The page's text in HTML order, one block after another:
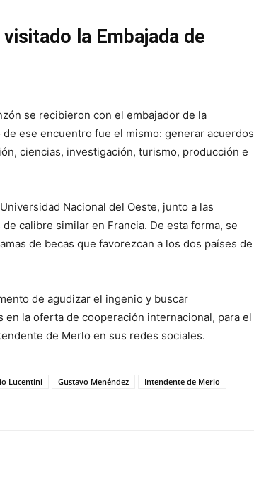
la Embajada de
se recibieron con el embajador de la
ese encuentro fue el mismo: generar acuerdos
ciencias, investigación, turismo, producción e
Nacional del Oeste, junto a las
calibre similar en Francia. De esta forma, se
de becas que favorezcan a los dos países de
de agudizar el ingenio y buscar
la oferta de cooperación internacional, para el
de Merlo en sus redes sociales.
Lucentini Gustavo Menéndez
Intendente de Merlo